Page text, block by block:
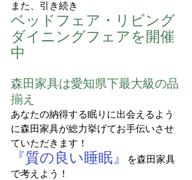
また、引き続き
ベッドフェア・リビング
ダイニングフェアを開催
中
森田家具は愛知県下最大級の品
揃え
あなたの納得する眠りに出会えるよう
に森田家具が総力挙げてお手伝いさせ
ていただきます！
『質の良い睡眠』
を森田家具
で考えよう！